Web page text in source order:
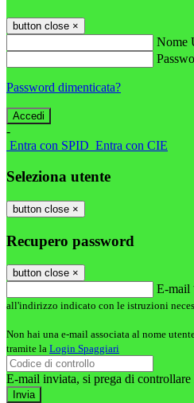
button close ×
Nome
Password dimenticata?
-
Entra con SPID Entra con CIE
Seleziona utente
button close ×
Recupero password
button close ×
E-mail
all'indirizzo indicato con le istruzioni
Non hai una e-mail associata al nome
tramite la Login Spaggiari
E-mail inviata, si prega di controllare